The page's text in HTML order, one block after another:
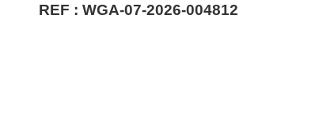
REF : WGA-07-2026-004812